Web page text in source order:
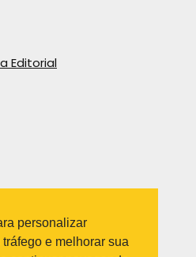
Editorial
Jacaré
– CEP: 20970-031
personalizar
e melhorar sua